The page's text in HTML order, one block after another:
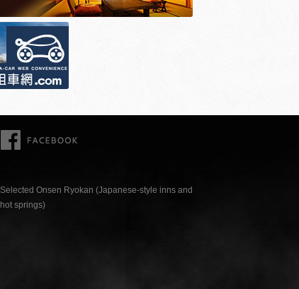
Selected Onsen Ryokan (Japanese-style inns and
hot springs)